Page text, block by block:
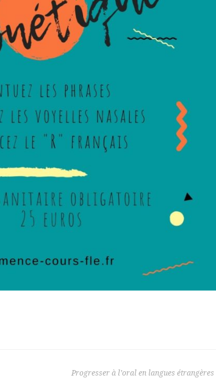
Progresser à l’oral en langues étrangères